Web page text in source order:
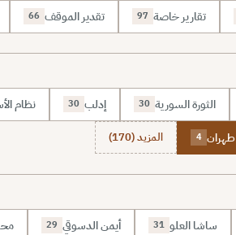
تقارير خاصة 97 تقدير الموقف 66
الثورة السورية 30 إدلب 30 نظام
طهران 4 المزيد (170)
ساشا العلو 31 أيمن الدسوقي 29